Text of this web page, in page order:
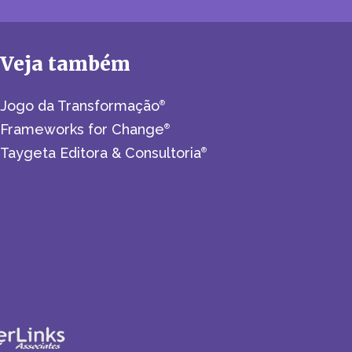
Veja também
Jogo da Transformação®
Frameworks for Change®
Taygeta Editora & Consultoria®